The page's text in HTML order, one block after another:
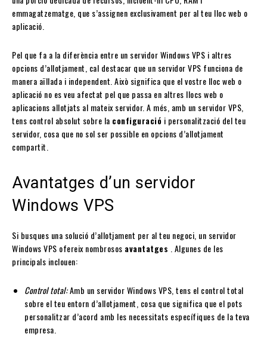
emmagatzematge, que s’assignen exclusivament per al teu lloc web o
aplicació.
Pel que fa a la diferència entre un servidor Windows VPS i altres
opcions d’allotjament, cal destacar que un servidor VPS funciona de
manera aïllada i independent. Això significa que el vostre lloc web o
aplicació no es veu afectat pel que passa en altres llocs web o
aplicacions allotjats al mateix servidor. A més, amb un servidor VPS,
tens control absolut sobre la configuració i personalització del teu
servidor, cosa que no sol ser possible en opcions d’allotjament
compartit.
Avantatges d’un servidor
Windows VPS
Si busques una solució d’allotjament per al teu negoci, un servidor
Windows VPS ofereix nombrosos avantatges . Algunes de les
principals inclouen:
Control total:Amb un servidor Windows VPS, tens el control total
sobre el teu entorn d’allotjament, cosa que significa que el pots
personalitzar d’acord amb les necessitats específiques de la teva
empresa.